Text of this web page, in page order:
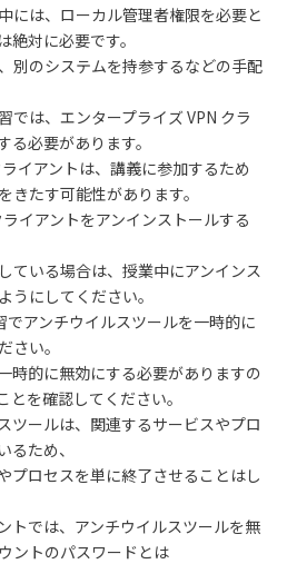
には、ローカル管理者権限を必要と
対に必要です。
別のシステムを持参するなどの手配
では、エンタープライズ VPN クラ
必要があります。
イアントは、講義に参加するため
きたす可能性があります。
イアントをアンインストールする
ている場合は、授業中にアンインス
うにしてください。
でアンチウイルスツールを一時的に
さい。
時的に無効にする必要がありますの
を確認してください。
ツールは、関連するサービスやプロ
ため、
プロセスを単に終了させることはし
トでは、アンチウイルスツールを無
ントのパスワードとは